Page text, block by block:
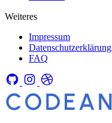
Weiteres
Impressum
Datenschutzerklärung
FAQ